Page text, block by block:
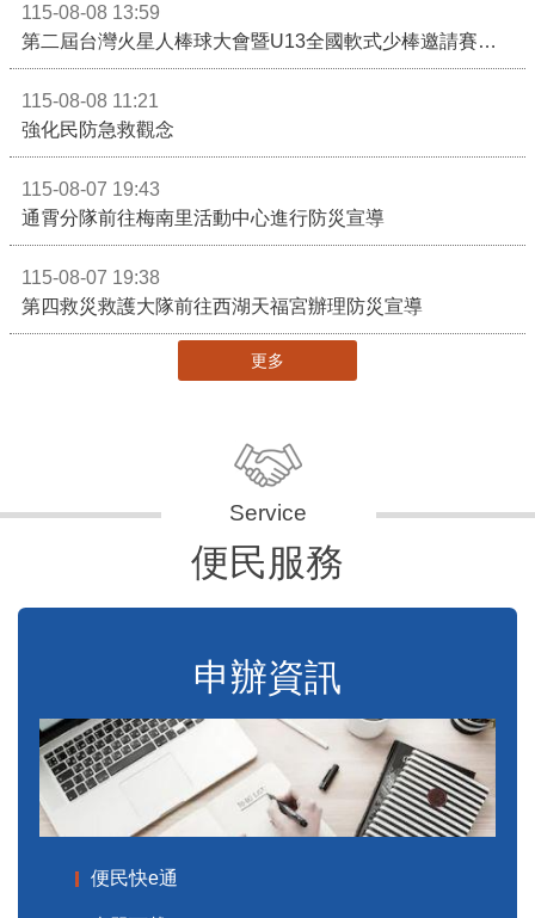
115-08-08 13:59
第二屆台灣火星人棒球大會暨U13全國軟式少棒邀請賽在苗栗舉辦
115-08-08 11:21
強化民防急救觀念
115-08-07 19:43
通霄分隊前往梅南里活動中心進行防災宣導
115-08-07 19:38
第四救災救護大隊前往西湖天福宮辦理防災宣導
更多
便民服務
申辦資訊
便民快e通